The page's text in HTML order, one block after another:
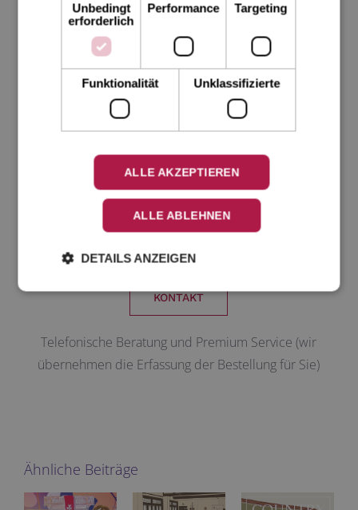
Grußkarten, Papeterie und
schöne Dinge einkaufen
KONTAKT
Telefonische Beratung und Premium Service (wir
übernehmen die Erfassung der Bestellung für Sie)
Fertig gestaltete Drucksachen hochladen (ohne
Gestaltungsservice)
Infos zu Ihren Druckdaten erhalten Siehier
Ähnliche Beiträge
Unbedingt
erforderlich
Performance Targeting
Funktionalität Unklassifizierte
ALLE AKZEPTIEREN
ALLE ABLEHNEN
DETAILS ANZEIGEN